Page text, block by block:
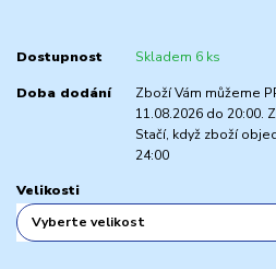
Dostupnost Skladem 6 ks
Doba dodání
Zboží Vám můžeme
11.08.2026 do 20:00.
Stačí, když zboží
24:00
Velikosti